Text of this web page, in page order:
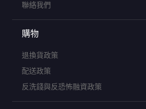
聯絡我們
購物
退換貨政策
配送政策
反洗錢與反恐怖融資政策